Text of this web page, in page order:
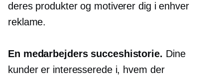
deres produkter og motiverer dig i enhver
reklame.
En medarbejders succeshistorie. Dine
kunder er interesserede i, hvem der